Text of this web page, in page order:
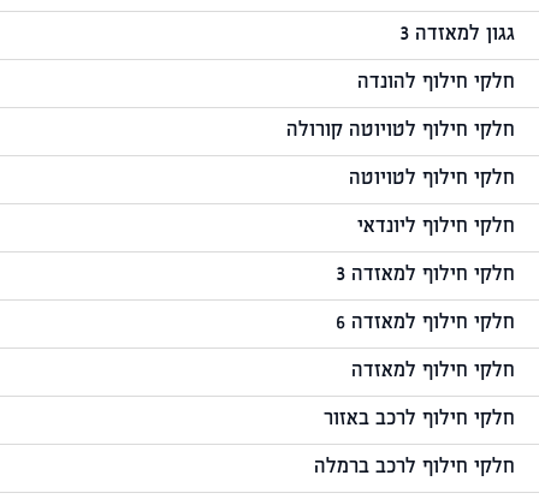
גגון למאזדה 3
חלקי חילוף להונדה
חלקי חילוף לטויוטה קורולה
חלקי חילוף לטויוטה
חלקי חילוף ליונדאי
חלקי חילוף למאזדה 3
חלקי חילוף למאזדה 6
חלקי חילוף למאזדה
חלקי חילוף לרכב באזור
חלקי חילוף לרכב ברמלה